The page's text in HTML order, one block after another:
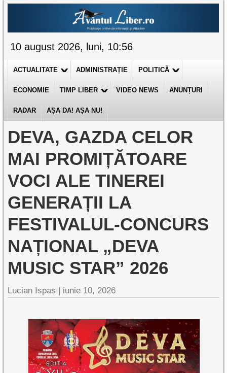
10 august 2026, luni, 10:56
ACTUALITATE ADMINISTRAȚIE POLITICĂ
ECONOMIE TIMP LIBER VIDEO NEWS ANUNȚURI
RADAR AȘA DA! AȘA NU!
DEVA, GAZDA CELOR
MAI PROMIȚĂTOARE
VOCI ALE TINEREI
GENERAȚII LA
FESTIVALUL-CONCURS
NAȚIONAL „DEVA
MUSIC STAR” 2026
Lucian Ispas | iunie 10, 2026